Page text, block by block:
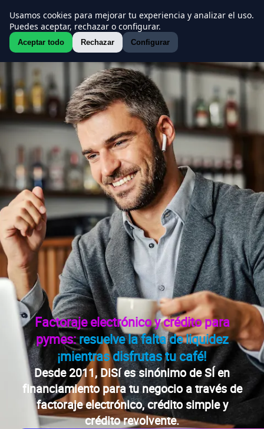
Usamos cookies para mejorar tu experiencia y analizar el uso.
Puedes aceptar, rechazar o configurar.
Aceptar todo Rechazar Configurar
Componentes
Factoraje electrónico
Crédito simple
Crédito revolvente
Ejemplo de factoraje electrónico
Ejemplo de crédito simple
Ejemplo de crédito revolvente
Sobre DiSí
Nuestra misión
¿Qué es DiSí?
Lo que ofrecemos
Lo que dicen nuestros clientes
Alianzas
Contacto
Cultura
de pago
Blog
Prensa
Preguntas
frecuentes
Factoraje electrónico y crédito para
pymes:resuelve la falta de liquidez
¡mientras disfrutas tu café!
Desde 2011, DiSí es sinónimo de SÍ en
financiamiento para tu negocio a través de
factoraje electrónico, crédito simple y
crédito revolvente.